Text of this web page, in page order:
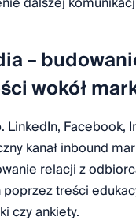
–
wokół
LinkedIn, Facebook,
kanał inbound
relacji z
treści
czy ankiety.